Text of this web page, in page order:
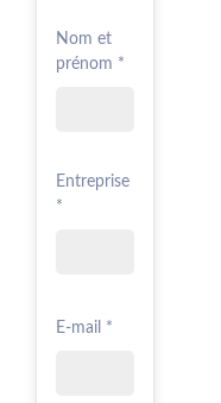
Nom et
prénom *
Entreprise
*
E-mail *